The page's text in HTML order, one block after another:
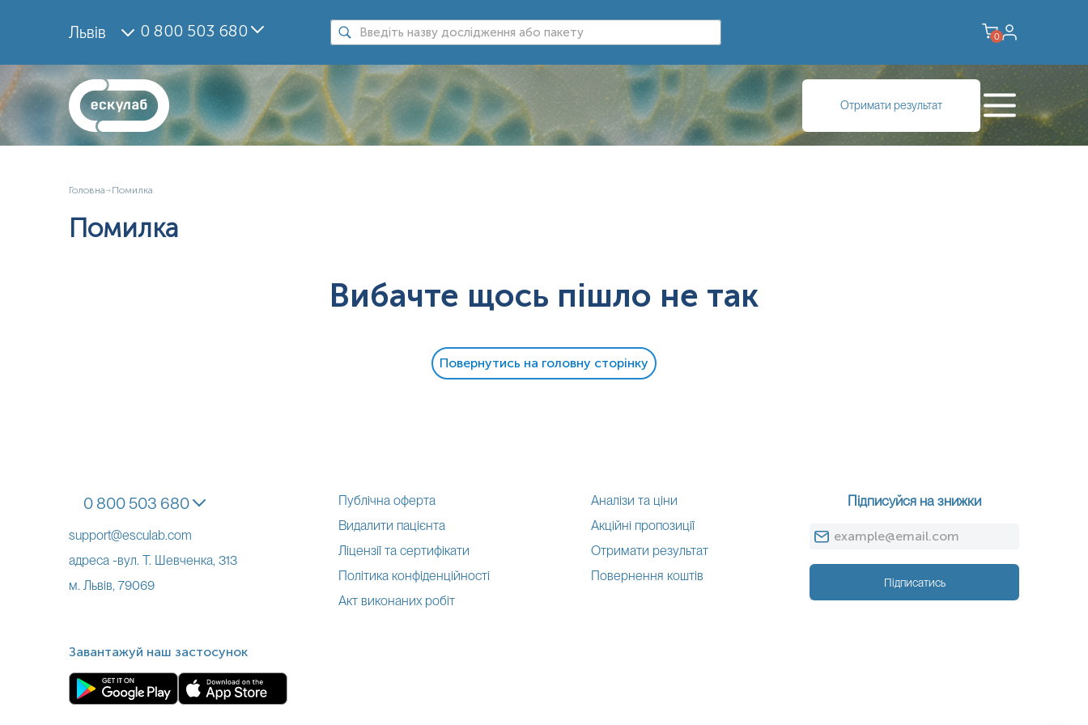
Львів 0 800 503 680 0
Отримати результат
Головна Помилка
Помилка
Вибачте щось пішло не так
Повернутись на головну сторінку
0 800 503 680
support@esculab.com
адреса -вул. Т. Шевченка, 313
м. Львів, 79069
Публічна оферта
Видалити пацієнта
Ліцензії та сертифікати
Політика конфіденційності
Акт виконаних робіт
Аналізи та ціни
Акційні пропозиції
Отримати результат
Повернення коштів
Підписуйся на знижки
Підписатись
Завантажуй наш застосунок